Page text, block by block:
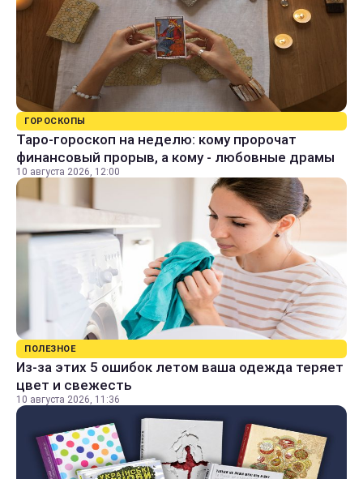
ГОРОСКОПЫ
Таро-гороскоп на неделю: кому пророчат
финансовый прорыв, а кому - любовные драмы
10 августа 2026, 12:00
ПОЛЕЗНОЕ
Из-за этих 5 ошибок летом ваша одежда теряет
цвет и свежесть
10 августа 2026, 11:36